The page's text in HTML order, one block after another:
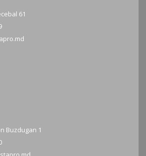
61
Buzdugan 1